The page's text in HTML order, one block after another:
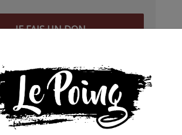
JE FAIS UN DON